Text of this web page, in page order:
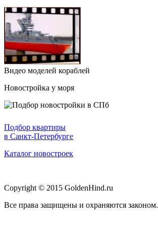
Видео моделей кораблей
Новостройка у моря
Подбор квартиры
в Санкт-Петербурге
Каталог новостроек
Copyright © 2015 GoldenHind.ru
Все права защищены и охраняются законом.